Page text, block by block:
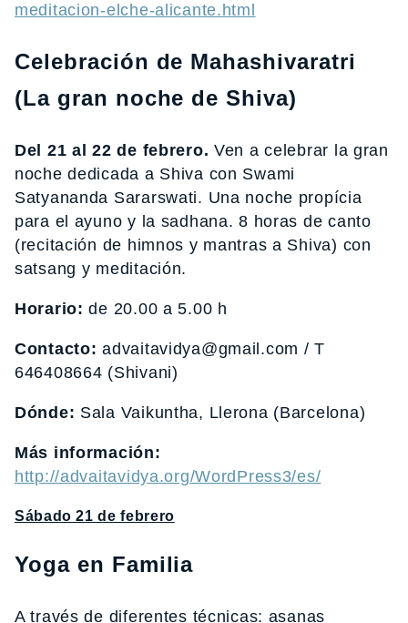
meditacion-elche-alicante.html
Celebración de Mahashivaratri
(La gran noche de Shiva)
Del 21 al 22 de febrero. Ven a celebrar la gran
noche dedicada a Shiva con Swami
Satyananda Sararswati. Una noche propícia
para el ayuno y la sadhana. 8 horas de canto
(recitación de himnos y mantras a Shiva) con
satsang y meditación.
Horario: de 20.00 a 5.00 h
Contacto: advaitavidya@gmail.com / T
646408664 (Shivani)
Dónde: Sala Vaikuntha, Llerona (Barcelona)
Más información:
http://advaitavidya.org/WordPress3/es/
Sábado 21 de febrero
Yoga en Familia
A través de diferentes técnicas: asanas